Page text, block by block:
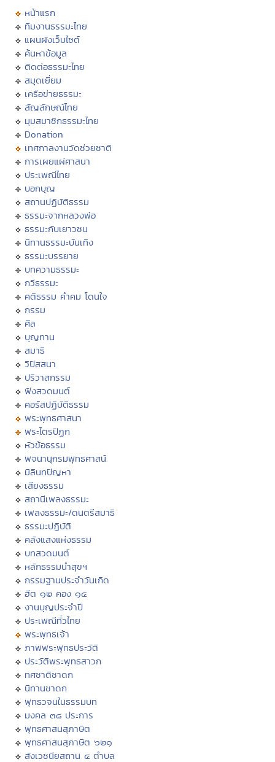
หน้าแรก
ทีมงานธรรมะไทย
แผนผังเว็บไซต์
ค้นหาข้อมูล
ติดต่อธรรมะไทย
สมุดเยี่ยม
เครือข่ายธรรมะ
สัญลักษณ์ไทย
มุมสมาชิกธรรมะไทย
Donation
เทศกาลงานวัดช่วยชาติ
การเผยแผ่ศาสนา
ประเพณีไทย
บอกบุญ
สถานปฏิบัติธรรม
ธรรมะจากหลวงพ่อ
ธรรมะกับเยาวชน
นิทานธรรมะบันเทิง
ธรรมะบรรยาย
บทความธรรมะ
กวีธรรมะ
คติธรรม คำคม โดนใจ
กรรม
ศีล
บุญทาน
สมาธิ
วิปัสสนา
ปริวาสกรรม
ฟังสวดมนต์
คอร์สปฏิบัติธรรม
พระพุทธศาสนา
พระไตรปิฏก
หัวข้อธรรม
พจนานุกรมพุทธศาสน์
มิลินทปัญหา
เสียงธรรม
สถานีเพลงธรรมะ
เพลงธรรมะ/ดนตรีสมาธิ
ธรรมะปฏิบัติ
คลังแสงแห่งธรรม
บทสวดมนต์
หลักธรรมนำสุขฯ
กรรมฐานประจำวันเกิด
ฮีต ๑๒ คอง ๑๔
งานบุญประจำปี
ประเพณีทั่วไทย
พระพุทธเจ้า
ภาพพระพุทธประวัติ
ประวัติพระพุทธสาวก
ทศชาติชาดก
นิทานชาดก
พุทธวจนในธรรมบท
มงคล ๓๘ ประการ
พุทธศาสนสุภาษิต
พุทธศาสนสุภาษิต ๖๒๑
สังเวชนียสถาน ๔ ตำบล